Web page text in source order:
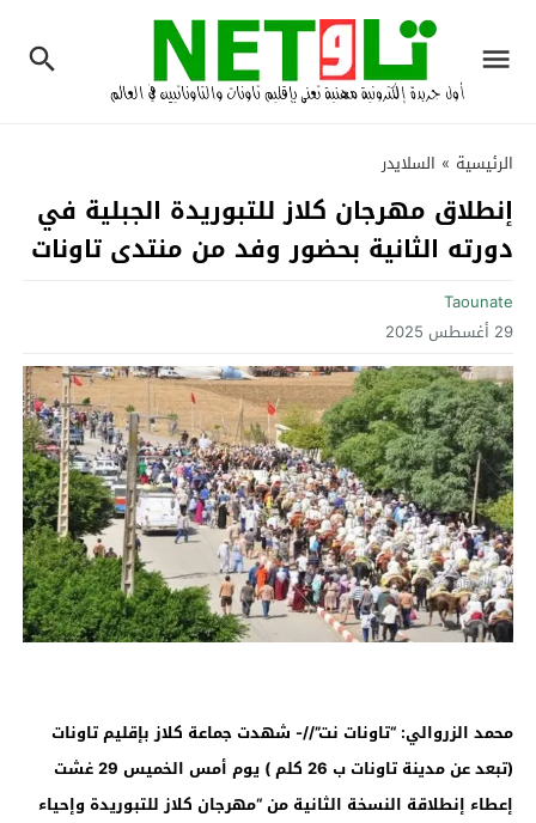
الرئيسية » السلايدر
إنطلاق مهرجان كلاز للتبوريدة الجبلية في
دورته الثانية بحضور وفد من منتدى تاونات
Taounate
29 أغسطس 2025
محمد الزروالي: “تاونات نت”//- شهدت جماعة كلاز بإقليم تاونات
(تبعد عن مدينة تاونات ب 26 كلم ) يوم أمس الخميس 29 غشت
إعطاء إنطلاقة النسخة الثانية من “مهرجان كلاز للتبوريدة وإحياء